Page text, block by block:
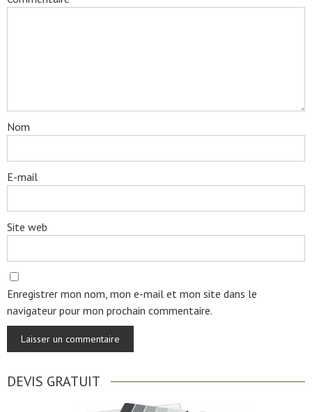
Nom
E-mail
Site web
Enregistrer mon nom, mon e-mail et mon site dans le
navigateur pour mon prochain commentaire.
DEVIS GRATUIT